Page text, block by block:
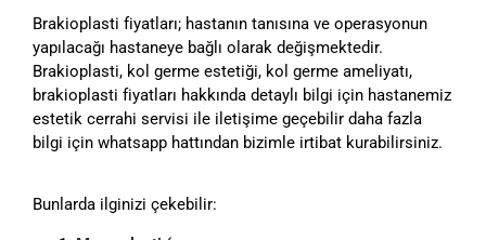
Brakioplasti fiyatları; hastanın tanısına ve operasyonun
yapılacağı hastaneye bağlı olarak değişmektedir.
Brakioplasti, kol germe estetiği, kol germe ameliyatı,
brakioplasti fiyatları hakkında detaylı bilgi için hastanemiz
estetik cerrahi servisi ile iletişime geçebilir daha fazla
bilgi için whatsapp hattından bizimle irtibat kurabilirsiniz.
Bunlarda ilginizi çekebilir: